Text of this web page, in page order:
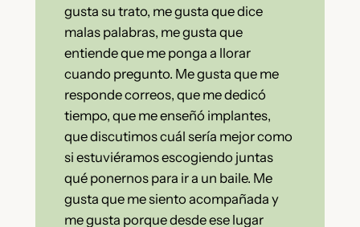
gusta su trato, me gusta que dice
malas palabras, me gusta que
entiende que me ponga a llorar
cuando pregunto. Me gusta que me
responde correos, que me dedicó
tiempo, que me enseñó implantes,
que discutimos cuál sería mejor como
si estuviéramos escogiendo juntas
qué ponernos para ir a un baile. Me
gusta que me siento acompañada y
me gusta porque desde ese lugar